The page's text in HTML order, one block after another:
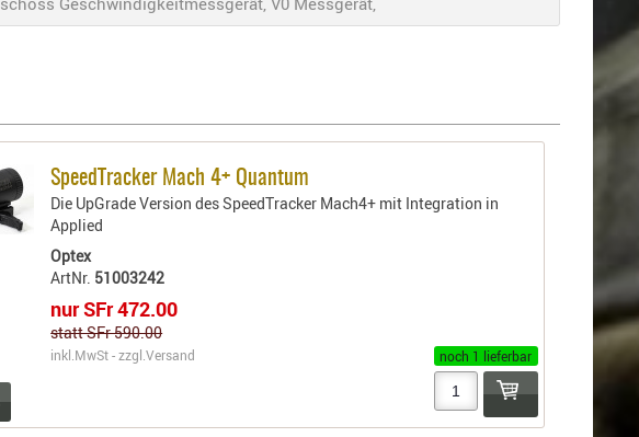
SpeedTracker Mach 4+ Quantum
Die UpGrade Version des SpeedTracker Mach4+ mit Integration in
Applied
Optex
ArtNr. 51003242
nur SFr 472.00
statt SFr 590.00
inkl.MwSt - zzgl.Versand noch 1 lieferbar